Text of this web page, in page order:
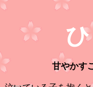
甘やかす